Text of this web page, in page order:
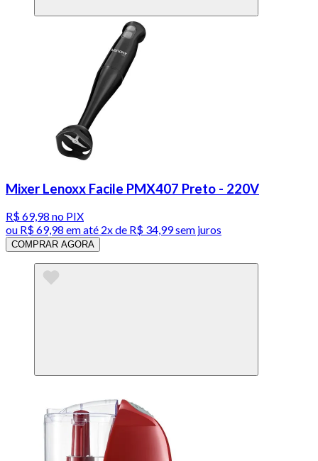
Mixer Lenoxx Facile PMX407 Preto - 220V
R$ 69,98 no PIX
ou R$ 69,98 em até 2x de R$ 34,99 sem juros
COMPRAR AGORA